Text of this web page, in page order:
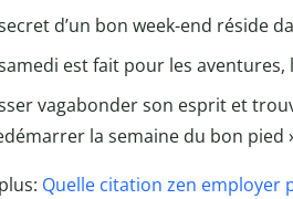
d’un bon week-end réside
est fait pour les
vagabonder son esprit et
la semaine du bon pied
Quelle citation zen employer